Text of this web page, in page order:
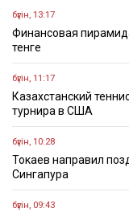
бүгін, 13:17
Финансовая
тенге
бүгін, 11:17
Казахстанский
турнира в США
бүгін, 10:28
Токаев направил
Сингапура
бүгін, 09:43